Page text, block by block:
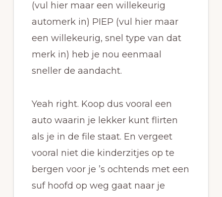
(vul hier maar een willekeurig
automerk in) PIEP (vul hier maar
een willekeurig, snel type van dat
merk in) heb je nou eenmaal
sneller de aandacht.
Yeah right. Koop dus vooral een
auto waarin je lekker kunt flirten
als je in de file staat. En vergeet
vooral niet die kinderzitjes op te
bergen voor je ’s ochtends met een
suf hoofd op weg gaat naar je